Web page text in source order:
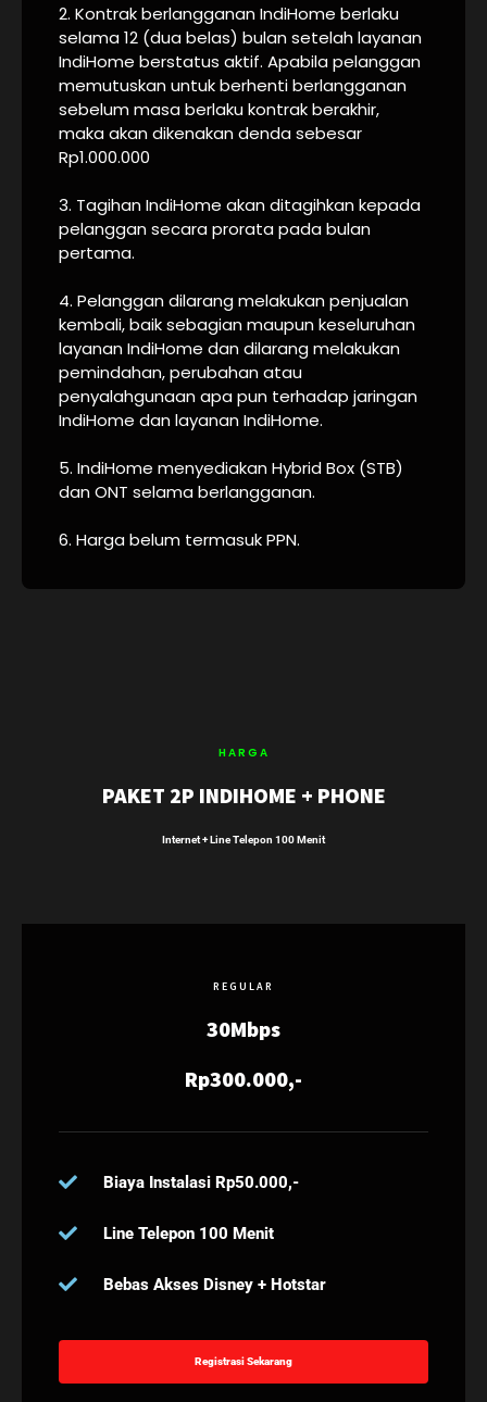
2. Kontrak berlangganan IndiHome berlaku
selama 12 (dua belas) bulan setelah layanan
IndiHome berstatus aktif. Apabila pelanggan
memutuskan untuk berhenti berlangganan
sebelum masa berlaku kontrak berakhir,
maka akan dikenakan denda sebesar
Rp1.000.000
3. Tagihan IndiHome akan ditagihkan kepada
pelanggan secara prorata pada bulan
pertama.
4. Pelanggan dilarang melakukan penjualan
kembali, baik sebagian maupun keseluruhan
layanan IndiHome dan dilarang melakukan
pemindahan, perubahan atau
penyalahgunaan apa pun terhadap jaringan
IndiHome dan layanan IndiHome.
5. IndiHome menyediakan Hybrid Box (STB)
dan ONT selama berlangganan.
6. Harga belum termasuk PPN.
HARGA
PAKET 2P INDIHOME + PHONE
Internet + Line Telepon 100 Menit
REGULAR
30Mbps
Rp300.000,-
Biaya Instalasi Rp50.000,-
Line Telepon 100 Menit
Bebas Akses Disney + Hotstar
Registrasi Sekarang